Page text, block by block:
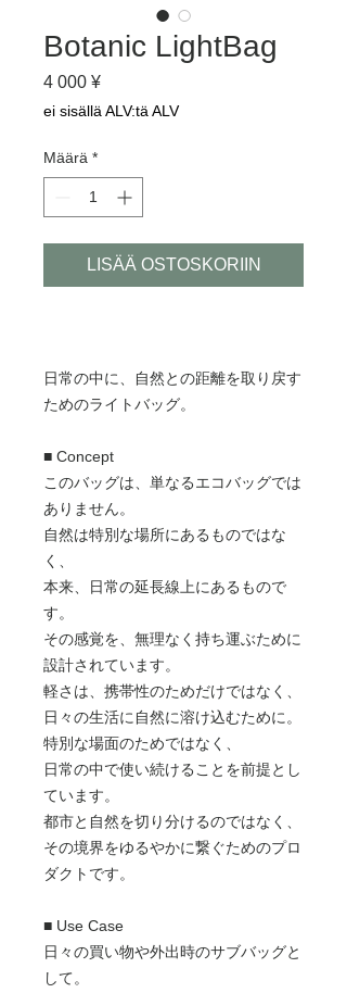
Botanic LightBag
4 000 ¥Hinta
ei sisällä ALV:tä ALV
Määrä *
LISÄÄ OSTOSKORIIN
日常の中に、自然との距離を取り戻す
ためのライトバッグ。
■ Concept
このバッグは、単なるエコバッグでは
ありません。
自然は特別な場所にあるものではな
く、
本来、日常の延長線上にあるもので
す。
その感覚を、無理なく持ち運ぶために
設計されています。
軽さは、携帯性のためだけではなく、
日々の生活に自然に溶け込むために。
特別な場面のためではなく、
日常の中で使い続けることを前提とし
ています。
都市と自然を切り分けるのではなく、
その境界をゆるやかに繋ぐためのプロ
ダクトです。
■ Use Case
日々の買い物や外出時のサブバッグと
して。